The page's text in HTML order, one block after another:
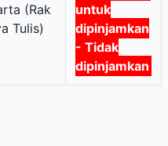
(Rak
Tulis)
untuk
dipinjamkan
- Tidak
dipinjamkan